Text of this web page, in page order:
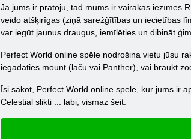
Ja jums ir prātoju, tad mums ir vairākas iezīmes
veido atšķirīgas (ziņā sarežģītības un iecietības
var iegūt jaunus draugus, iemīlēties un dibināt
Perfect World online spēle nodrošina vietu jūsu
iegādāties mount (lāču vai Panther), vai braukt
Īsi sakot, Perfect World online spēle, kur jums ir
Celestial slikti ... labi, vismaz šeit.